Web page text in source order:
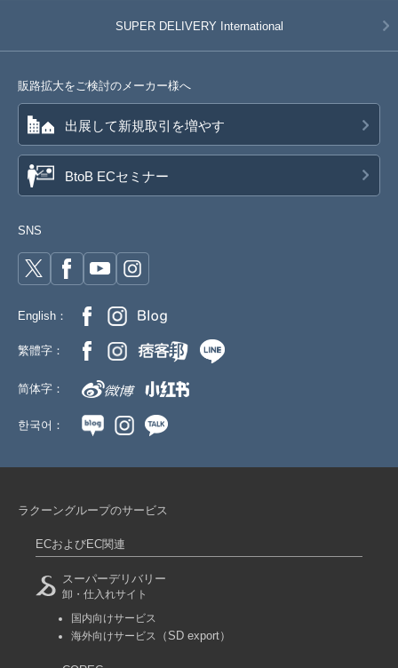
SUPER DELIVERY International
販路拡大をご検討のメーカー様へ
出展して新規取引を増やす
BtoB ECセミナー
SNS
English：
繁體字：
简体字：
한국어：
ラクーングループのサービス
ECおよびEC関連
スーパーデリバリー
卸・仕入れサイト
国内向けサービス
海外向けサービス
（SD export）